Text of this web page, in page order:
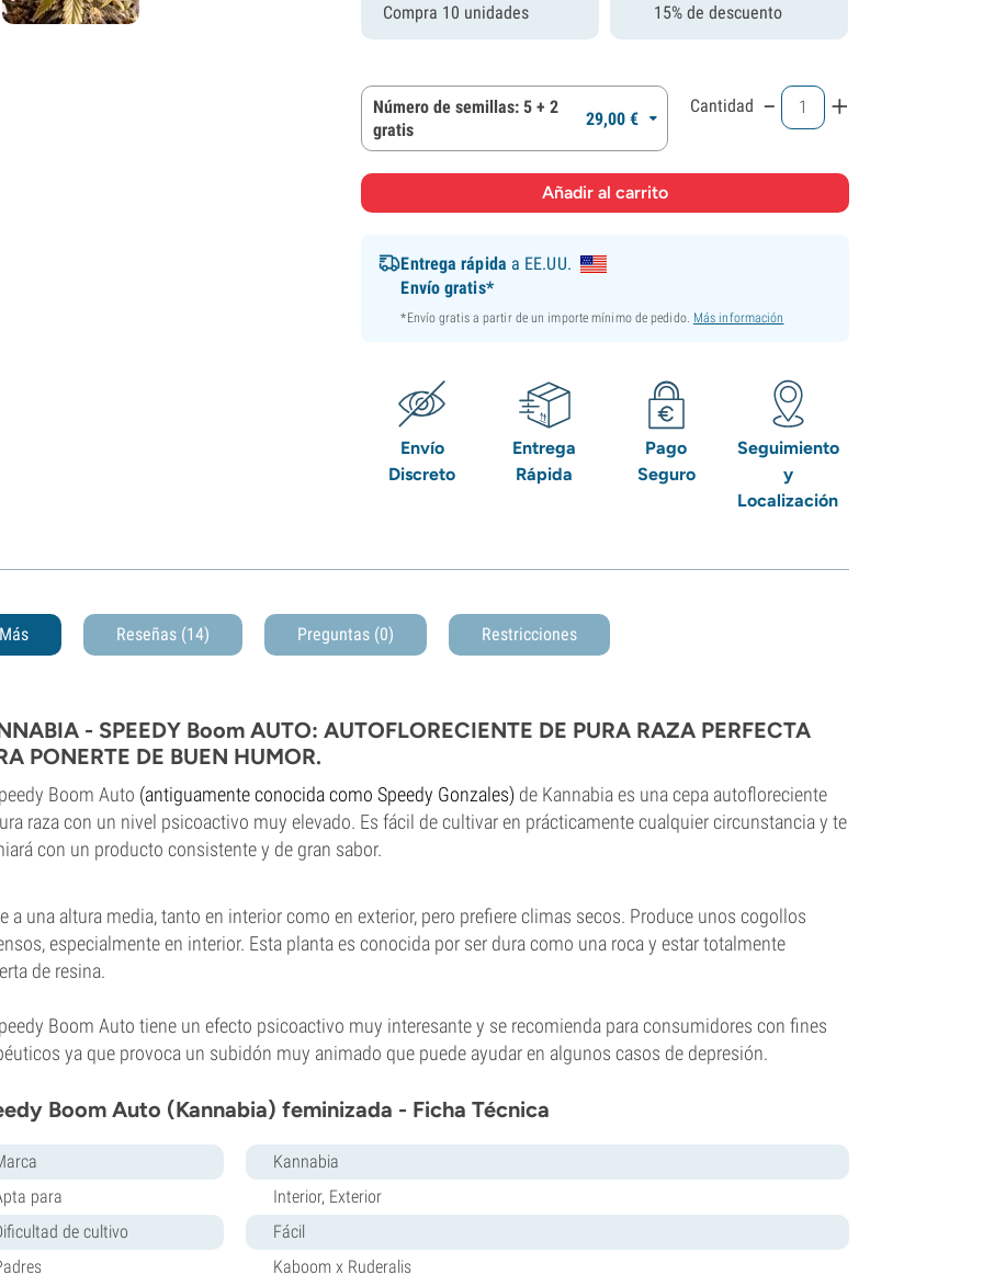
Compra 10 unidades 15% de descuento
Número de semillas: 5 + 2
gratis
29,00 €
Cantidad - +
Entrega rápida a EE.UU.
Envío gratis*
*Envío gratis a partir de un importe mínimo de pedido. Más información
Envío
Discreto
Entrega
Rápida
Pago
Seguro
Seguimiento
y
Localización
Más Reseñas (14) Preguntas (0) Restricciones
- SPEEDY Boom AUTO: AUTOFLORECIENTE DE PURA RAZA PERFECTA
PONERTE DE BUEN HUMOR.
Boom Auto (antiguamente conocida como Speedy Gonzales) de Kannabia es una cepa autofloreciente
raza con un nivel psicoactivo muy elevado. Es fácil de cultivar en prácticamente cualquier circunstancia y te
con un producto consistente y de gran sabor.
a una altura media, tanto en interior como en exterior, pero prefiere climas secos. Produce unos cogollos
especialmente en interior. Esta planta es conocida por ser dura como una roca y estar totalmente
de resina.
Boom Auto tiene un efecto psicoactivo muy interesante y se recomienda para consumidores con fines
ya que provoca un subidón muy animado que puede ayudar en algunos casos de depresión.
Boom Auto (Kannabia) feminizada - Ficha Técnica
Kannabia
para
Interior, Exterior
de cultivo
Fácil
Kaboom x Ruderalis